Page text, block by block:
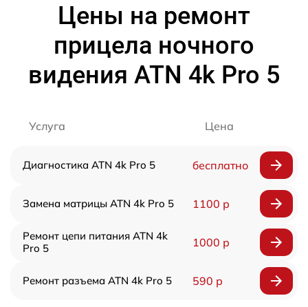
Цены на ремонт
прицела ночного
видения ATN 4k Pro 5
Услуга Цена
Диагностика ATN 4k Pro 5 бесплатно
Замена матрицы ATN 4k Pro 5 1100 р
Ремонт цепи питания ATN 4k
Pro 5
1000 р
Ремонт разъема ATN 4k Pro 5 590 р